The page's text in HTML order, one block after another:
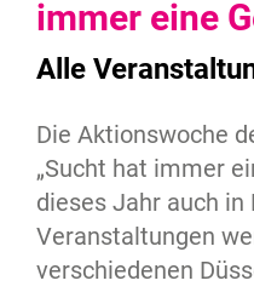
immer eine
Alle
Die Aktionswoche
„Sucht hat immer
dieses Jahr auch
Veranstaltungen
verschiedenen